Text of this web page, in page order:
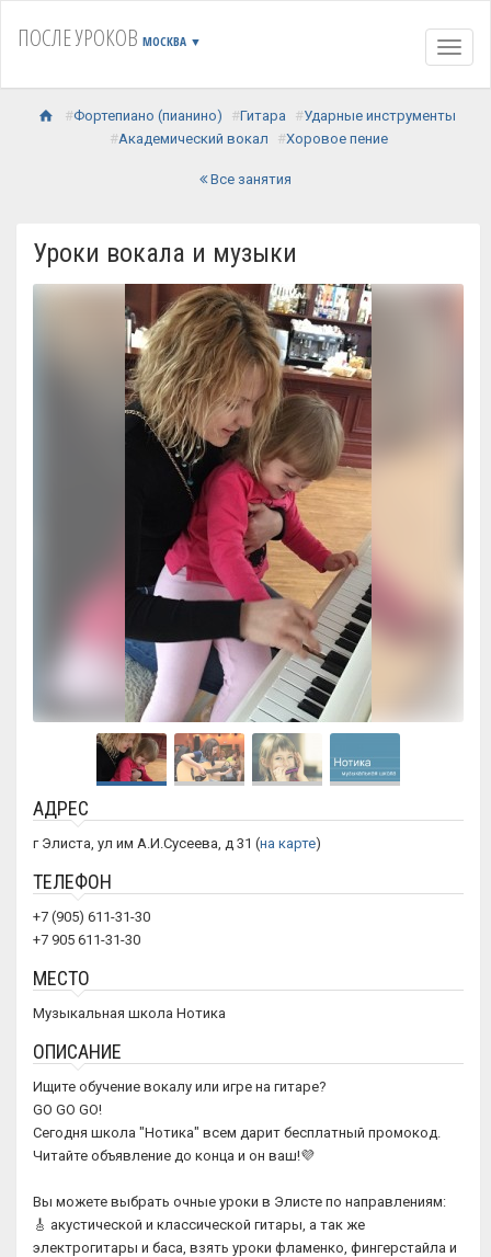
ПОСЛЕ УРОКОВ МОСКВА ▼
Фортепиано (пианино) Гитара
Ударные инструменты
Академический вокал
Хоровое пение
Все занятия
Уроки вокала и музыки
АДРЕС
г Элиста, ул им А.И.Сусеева, д 31 (на карте)
ТЕЛЕФОН
+7 (905) 611-31-30
+7 905 611-31-30
МЕСТО
Музыкальная школа Нотика
ОПИСАНИЕ
Ищите обучение вокалу или игре на гитаре?
GO GO GO!
Сегодня школа "Нотика" всем дарит бесплатный промокод.
Читайте объявление до конца и он ваш!💜
Вы можете выбрать очные уроки в Элисте по направлениям:
🎸 акустической и классической гитары, а так же
электрогитары и баса, взять уроки фламенко, фингерстайла и